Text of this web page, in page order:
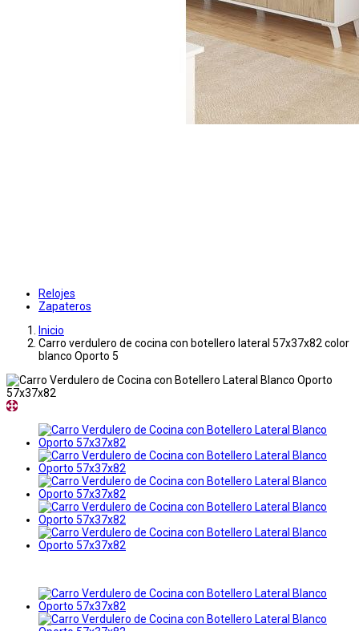
Relojes
Zapateros
Inicio
Carro verdulero de cocina con botellero lateral 57x37x82 color
blanco Oporto 5